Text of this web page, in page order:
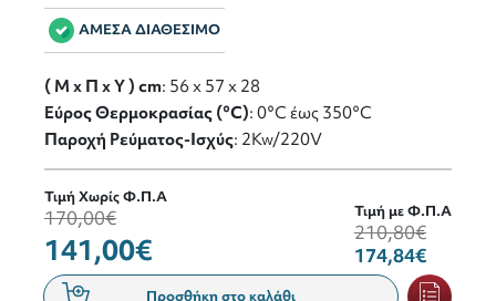
ΑΜΕΣΑ ΔΙΑΘΕΣΙΜΟ
( M x Π x Y ) cm: 56 x 57 x 28
Εύρος Θερμοκρασίας (°C): 0°C έως 350°C
Παροχή Ρεύματος-Ισχύς: 2Kw/220V
Τιμή Χωρίς Φ.Π.Α
170,00€
141,00€
Τιμή με Φ.Π.Α
210,80€
174,84€
Προσθήκη στο καλάθι